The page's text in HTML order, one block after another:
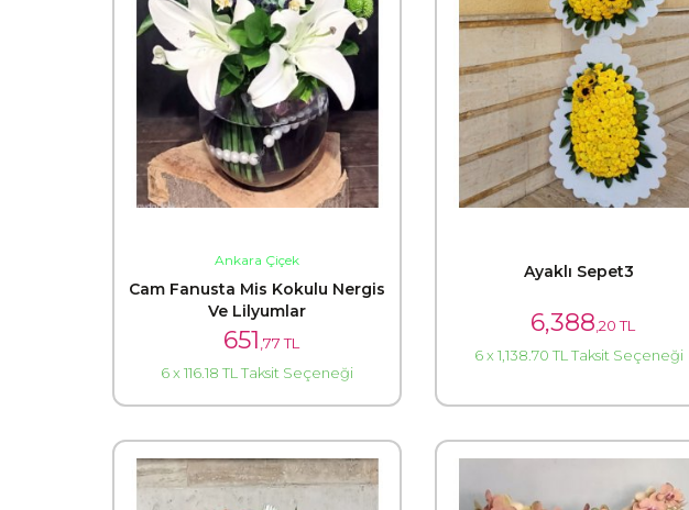
Ankara Çiçek
Cam Fanusta Mis Kokulu Nergis
Ve Lilyumlar
651 ,77 TL
6 x 116.18 TL Taksit Seçeneği
Ayaklı Sepet3
6,388 ,20 TL
6 x 1,138.70 TL Taksit Seçeneği